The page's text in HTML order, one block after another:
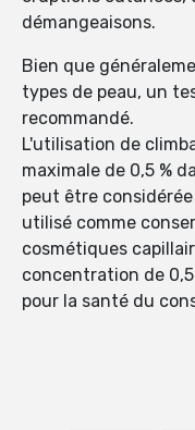
démangeaisons.
Bien que
types de peau, un
recommandé.
L'utilisation de
maximale de 0,5 %
peut être
utilisé comme
cosmétiques
concentration de
pour la santé du